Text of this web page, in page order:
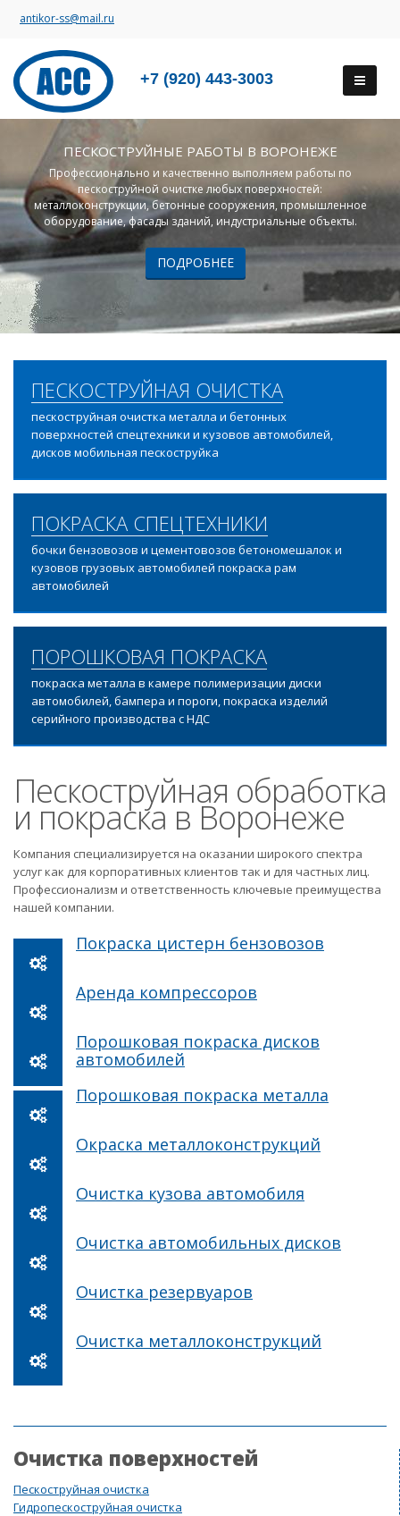
antikor-ss@mail.ru
+7 (920) 443-3003
ПЕСКОСТРУЙНЫЕ РАБОТЫ В ВОРОНЕЖЕ
Профессионально и качественно выполняем работы по
пескоструйной очистке любых поверхностей:
металлоконструкции, бетонные сооружения, промышленное
оборудование, фасады зданий, индустриальные объекты.
ПОДРОБНЕЕ
ПЕСКОСТРУЙНАЯ ОЧИСТКА
пескоструйная очистка металла и бетонных
поверхностей спецтехники и кузовов автомобилей,
дисков мобильная пескоструйка
ПОКРАСКА СПЕЦТЕХНИКИ
бочки бензовозов и цементовозов бетономешалок и
кузовов грузовых автомобилей покраска рам
автомобилей
ПОРОШКОВАЯ ПОКРАСКА
покраска металла в камере полимеризации диски
автомобилей, бампера и пороги, покраска изделий
серийного производства с НДС
Пескоструйная обработка
и покраска в Воронеже
Компания специализируется на оказании широкого спектра
услуг как для корпоративных клиентов так и для частных лиц.
Профессионализм и ответственность ключевые преимущества
нашей компании.
Покраска цистерн бензовозов
Аренда компрессоров
Порошковая покраска дисков
автомобилей
Порошковая покраска металла
Окраска металлоконструкций
Очистка кузова автомобиля
Очистка автомобильных дисков
Очистка резервуаров
Очистка металлоконструкций
Очистка поверхностей
Пескоструйная очистка
Гидропескоструйная очистка